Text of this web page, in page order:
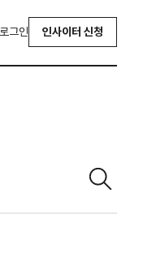
로그인 인사이터 신청